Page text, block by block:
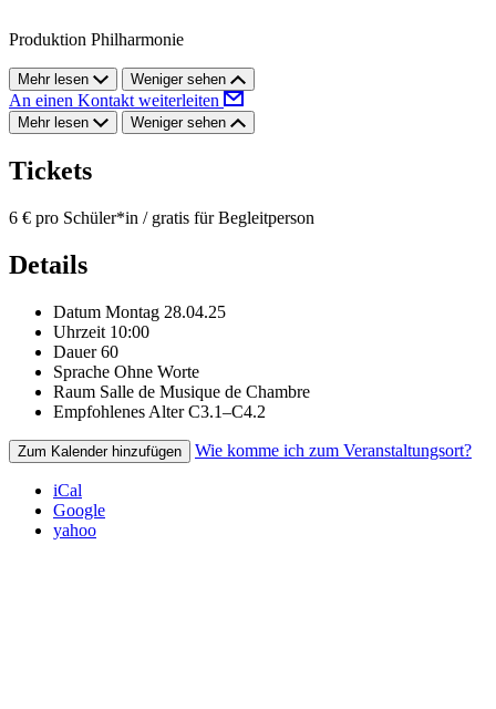
Produktion Philharmonie
Mehr lesen Weniger sehen
An einen Kontakt weiterleiten
Mehr lesen Weniger sehen
Tickets
6 € pro Schüler*in / gratis für Begleitperson
Details
Datum Montag 28.04.25
Uhrzeit 10:00
Dauer 60
Sprache Ohne Worte
Raum Salle de Musique de Chambre
Empfohlenes Alter C3.1–C4.2
Zum Kalender hinzufügen Wie komme ich zum Veranstaltungsort?
iCal
Google
yahoo